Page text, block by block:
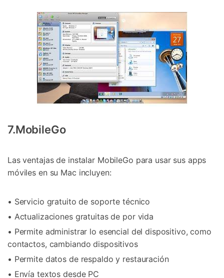
7.MobileGo
Las ventajas de instalar MobileGo para usar sus apps
móviles en su Mac incluyen:
• Servicio gratuito de soporte técnico
• Actualizaciones gratuitas de por vida
• Permite administrar lo esencial del dispositivo, como
contactos, cambiando dispositivos
• Permite datos de respaldo y restauración
• Envía textos desde PC